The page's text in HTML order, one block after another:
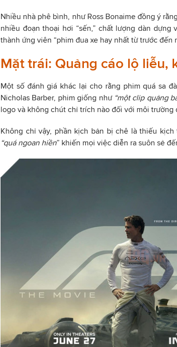
Nhiều nhà phê bình, như Ross Bonaime đồng ý
nhiều đoạn thoại hơi “sến,” chất lượng dàn dựng
thành ứng viên “phim đua xe hay nhất từ trước đến
Mặt trái: Quảng cáo lộ liễu,
Một số đánh giá khác lại cho rằng phim quá sa
Nicholas Barber, phim giống như “một clip quảng
logo và không chút chỉ trích nào đối với môi trường
Không chỉ vậy, phần kịch bản bị chê là thiếu
“quá ngoan hiền” khiến mọi việc diễn ra suôn sẻ